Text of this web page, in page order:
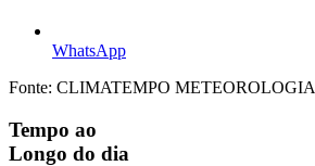
WhatsApp
Fonte: CLIMATEMPO METEOROLOGIA
Tempo ao
Longo do dia